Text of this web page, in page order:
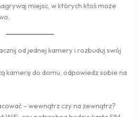
miejsc, w których ktoś może
od jednej kamery i rozbuduj swój
kamerę do domu, odpowiedz sobie na
– wewnątrz czy na zewnątrz?